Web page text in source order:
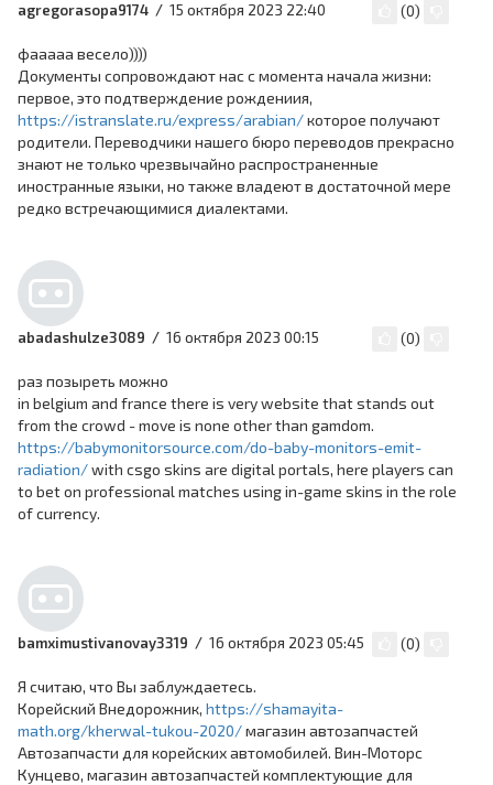
agregorasopa9174 15 октября 2023 22:40 (0)
фааааа весело))))
Документы сопровождают нас с момента начала жизни:
первое, это подтверждение рождениия,
https://istranslate.ru/express/arabian/которое получают
родители. Переводчики нашего бюро переводов прекрасно
знают не только чрезвычайно распространенные
иностранные языки, но также владеют в достаточной мере
редко встречающимися диалектами.
abadashulze3089 16 октября 2023 00:15 (0)
раз позыреть можно
in belgium and france there is very website that stands out
from the crowd - move is none other than gamdom.
https://babymonitorsource.com/do-baby-monitors-emit-
radiation/with csgo skins are digital portals, here players can
to bet on professional matches using in-game skins in the role
of currency.
bamximustivanovay3319 16 октября 2023 05:45 (0)
Я считаю, что Вы заблуждаетесь.
Корейский Внедорожник, https://shamayita-
math.org/kherwal-tukou-2020/магазин автозапчастей
Автозапчасти для корейских автомобилей. Вин-Моторс
Кунцево, магазин автозапчастей комплектующие для